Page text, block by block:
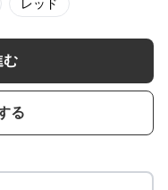
レッド
む
る